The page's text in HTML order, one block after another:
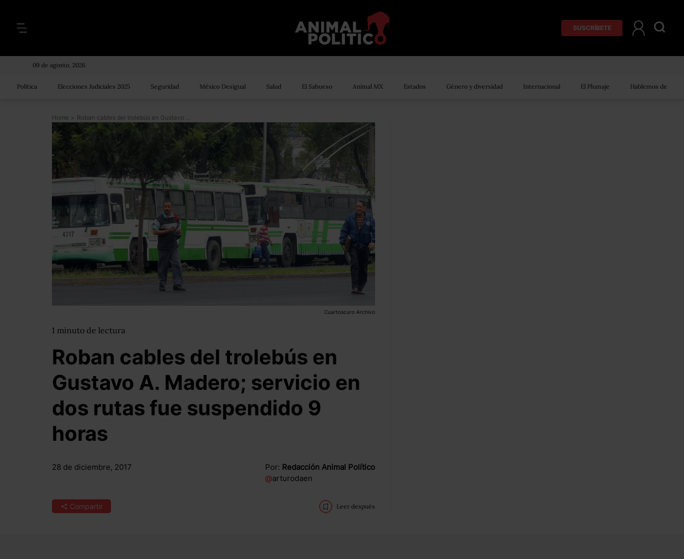
SUSCRÍBETE
09 de agosto, 2026
Política Elecciones Judiciales 2025 Seguridad México Desigual Salud El Sabueso Animal MX Estados Género y diversidad Internacional El Plumaje Hablemos de
Home > Roban cables del trolebús en Gustavo A. Madero; servicio en dos rutas fue suspendido 9 horas
Cuartoscuro Archivo
1 minuto de lectura
Roban cables del trolebús en
Gustavo A. Madero; servicio en
dos rutas fue suspendido 9
horas
28 de diciembre, 2017 Por: Redacción Animal Político
@arturodaen
Compartir Leer después